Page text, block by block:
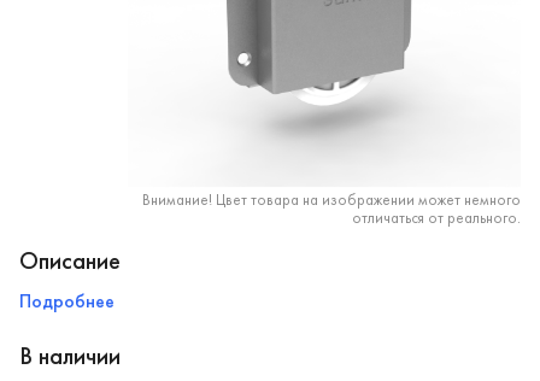
Внимание! Цвет товара на изображении может немного
отличаться от реального.
Описание
Подробнее
В наличии